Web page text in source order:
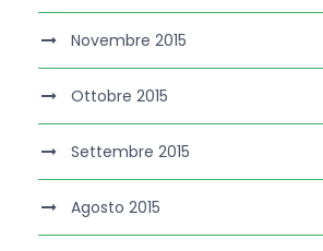
Novembre 2015
Ottobre 2015
Settembre 2015
Agosto 2015